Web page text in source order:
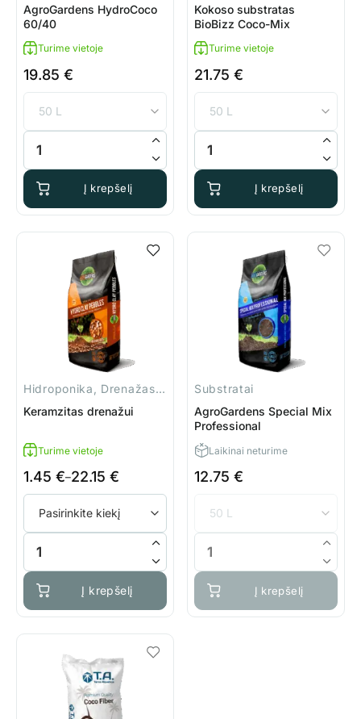
AgroGardens HydroCoco
60/40
Turime vietoje
19.85 €
produkto kiekis: AgroGardens HydroCoco 60/40
Į krepšelį
Kokoso substratas
BioBizz Coco-Mix
Turime vietoje
21.75 €
produkto kiekis: Kokoso
Į krepšelį
Hidroponika, Drenažas, Priedai
Keramzitas drenažui
Turime vietoje
1.45 €–22.15 €
Price
range:
1.45 €
through
22.15 €
produkto kiekis: Keramzitas drenažui
Į krepšelį
Substratai
AgroGardens Special Mix
Professional
Laikinai neturime
12.75 €
Į krepšelį